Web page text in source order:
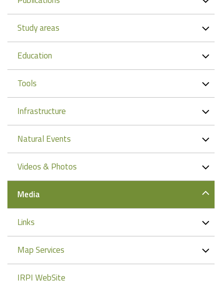
Study areas
Education
Tools
Infrastructure
Natural Events
Videos & Photos
Media
Links
Map Services
IRPI WebSite